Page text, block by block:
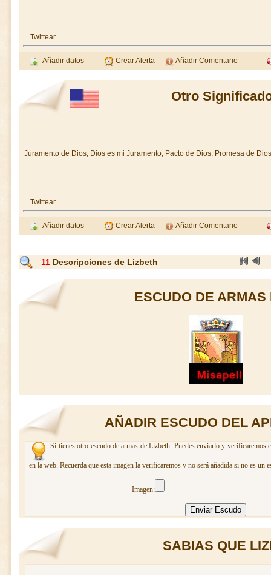
Twittear
Añadir datos Crear Alerta Añadir Comentario
Otro
Juramento de Dios, Dios es mi Juramento, Pacto de Dios, Promesa de
Twittear
Añadir datos Crear Alerta Añadir Comentario
11 Descripciones de Lizbeth
ESCUDO DE ARMAS
AÑADIR ESCUDO DEL
Si tienes otro escudo de armas de Lizbeth. Puedes enviarlo y verificaremos
en la web. Recuerda que esta imagen la verificaremos y no será añadida si no es un
Imagen:
SABIAS QUE